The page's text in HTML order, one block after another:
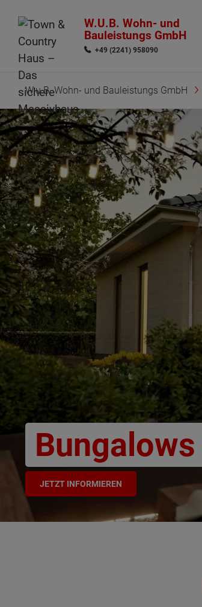
W.U.B. Wohn- und
Bauleistungs GmbH
+49 (2241) 958090
W.u.B. Wohn- und Bauleistungs GmbH
Bungalows
JETZT INFORMIEREN